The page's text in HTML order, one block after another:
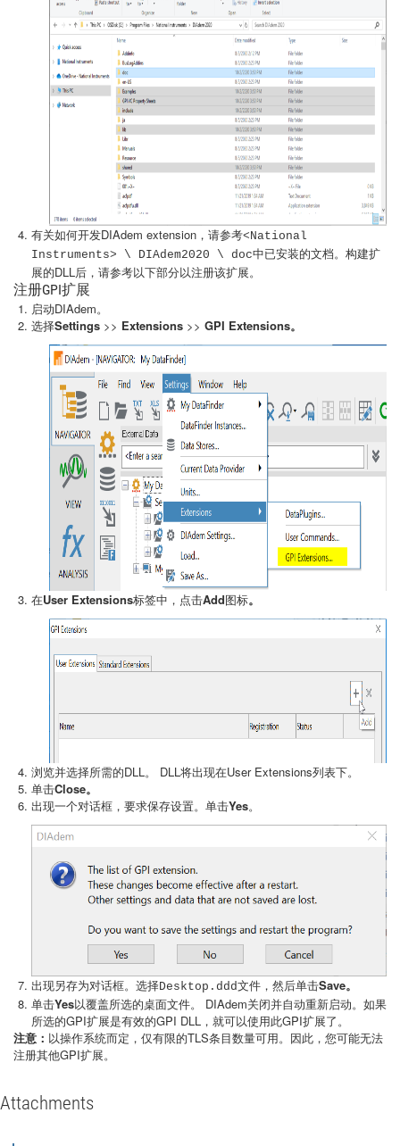
有关如何开发DIAdem extension，请参考<National
Instruments> \ DIAdem2020 \ doc中已安装的文档。构建扩
展的DLL后，请参考以下部分以注册该扩展。
注册GPI扩展
启动DIAdem。
选择Settings >> Extensions >> GPI Extensions。
在User Extensions标签中，点击Add图标。
浏览并选择所需的DLL。 DLL将出现在User Extensions列表下。
单击Close。
出现一个对话框，要求保存设置。单击Yes。
出现另存为对话框。选择Desktop.ddd文件，然后单击Save。
单击Yes以覆盖所选的桌面文件。 DIAdem关闭并自动重新启动。如果
所选的GPI扩展是有效的GPI DLL，就可以使用此GPI扩展了。
注意： 以操作系统而定，仅有限的TLS条目数量可用。因此，您可能无法
注册其他GPI扩展。
Attachments